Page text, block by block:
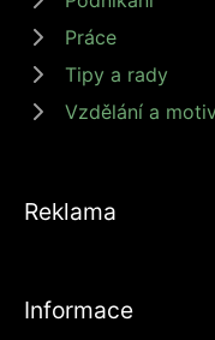
Práce
Tipy a rady
Vzdělání a
Reklama
Informace